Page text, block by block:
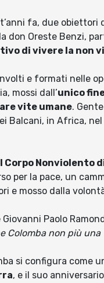
fa, due obiettori
don Oreste Benzi,
di vivere la non
e formati nelle
mossi dall’unico
vite umane.
Balcani, in Africa,
Nonviolento
per la pace, un
e mosso dalla
Paolo
Colomba non più una
si configura come
, e il suo